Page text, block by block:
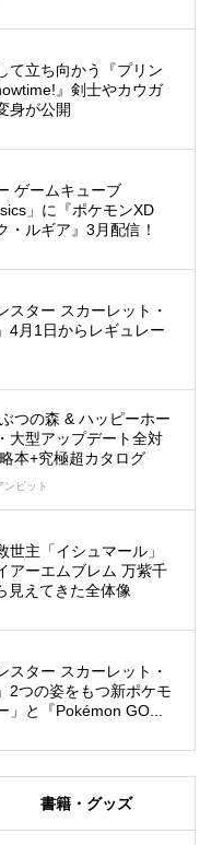
て立ち向かう『プリン
』剣士やカウガ
身が公開
ゲームキューブ
」に『ポケモンXD
・ルギア』3月配信！
スター スカーレット・
4月1日からレギュレー
つの森 & ハッピーホー
大型アップデート全対
本+究極超カタログ
ンビット
世主「イシュマール」
アーエムブレム 万紫千
見えてきた全体像
スター スカーレット・
2つの姿をもつ新ポケモ
」と『Pokémon GO...
書籍・グッズ